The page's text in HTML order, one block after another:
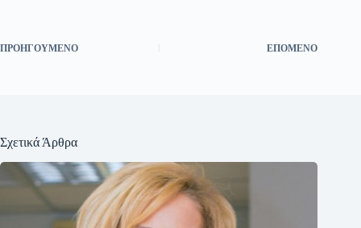
ΠΡΟΗΓΟΎΜΕΝΟ ΕΠΌΜΕΝΟ
Σχετικά Άρθρα